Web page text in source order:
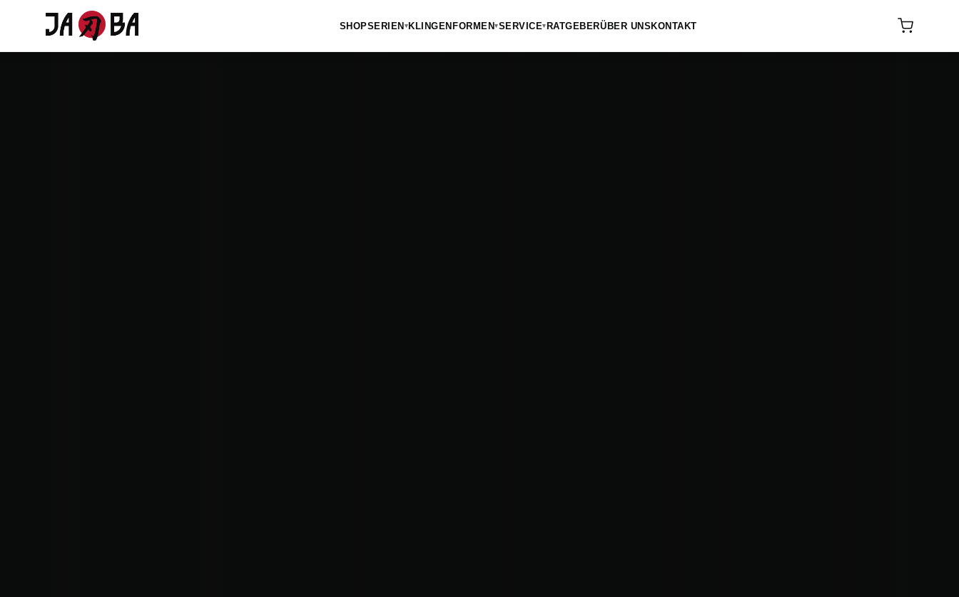
SHOPSERIEN▾KLINGENFORMEN▾SERVICE▾RATGEBERÜBER UNSKONTAKT